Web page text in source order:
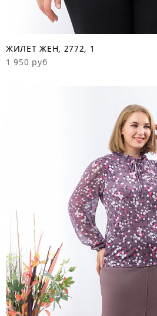
ЖИЛЕТ ЖЕН, 2772, 1
1 950 руб